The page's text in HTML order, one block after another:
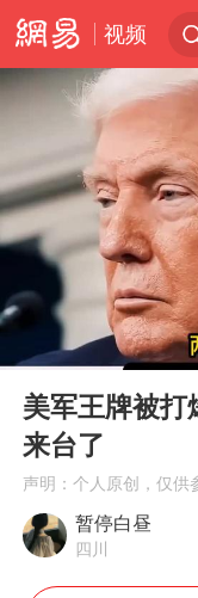
视频
Play
00:00
美军王牌被
来台了
声明：个人原创，仅供
暂停白昼
四川